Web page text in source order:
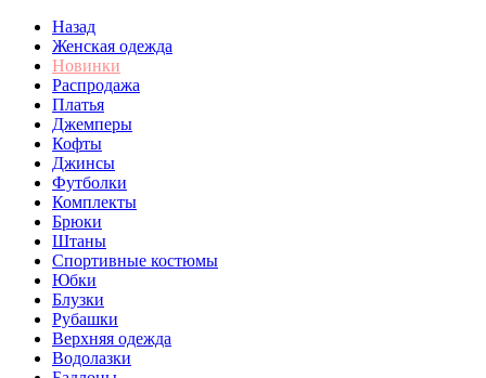
Назад
Женская одежда
Новинки
Распродажа
Платья
Джемперы
Кофты
Джинсы
Футболки
Комплекты
Брюки
Штаны
Спортивные костюмы
Юбки
Блузки
Рубашки
Верхняя одежда
Водолазки